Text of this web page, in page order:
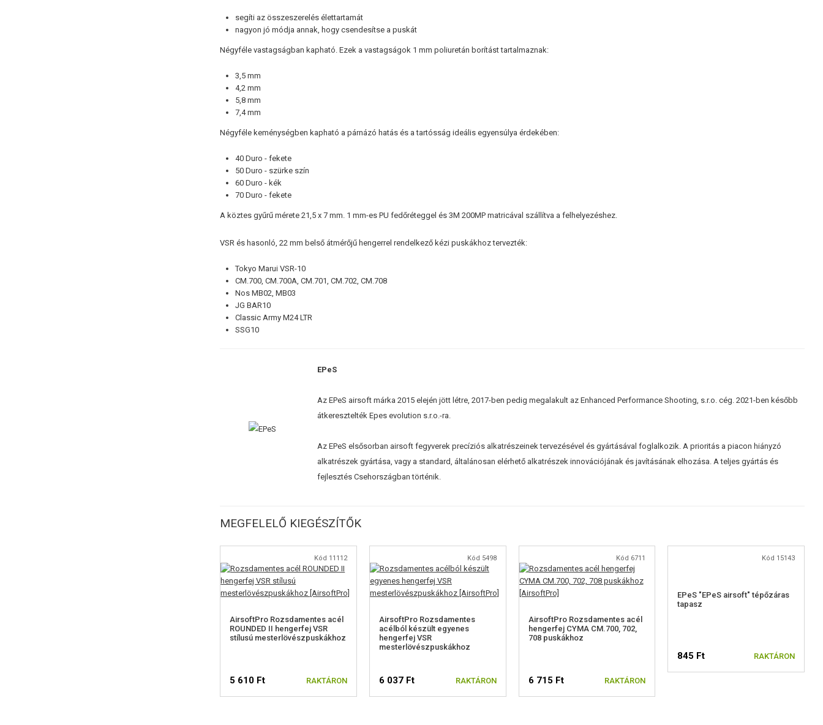
segíti az összeszerelés élettartamát
nagyon jó módja annak, hogy csendesítse a puskát
Négyféle vastagságban kapható. Ezek a vastagságok 1 mm poliuretán borítást tartalmaznak:
3,5 mm
4,2 mm
5,8 mm
7,4 mm
Négyféle keménységben kapható a párnázó hatás és a tartósság ideális egyensúlya érdekében:
40 Duro - fekete
50 Duro - szürke szín
60 Duro - kék
70 Duro - fekete
A köztes gyűrű mérete 21,5 x 7 mm. 1 mm-es PU fedőréteggel és 3M 200MP matricával szállítva a felhelyezéshez.
VSR és hasonló, 22 mm belső átmérőjű hengerrel rendelkező kézi puskákhoz tervezték:
Tokyo Marui VSR-10
CM.700, CM.700A, CM.701, CM.702, CM.708
Nos MB02, MB03
JG BAR10
Classic Army M24 LTR
SSG10
EPeS
Az EPeS airsoft márka 2015 elején jött létre, 2017-ben pedig megalakult az Enhanced Performance Shooting, s.r.o. cég. 2021-ben később
átkeresztelték Epes evolution s.r.o.-ra.
Az EPeS elsősorban airsoft fegyverek precíziós alkatrészeinek tervezésével és gyártásával foglalkozik. A prioritás a piacon hiányzó
alkatrészek gyártása, vagy a standard, általánosan elérhető alkatrészek innovációjának és javításának elhozása. A teljes gyártás és
fejlesztés Csehországban történik.
MEGFELELŐ KIEGÉSZÍTŐK
Kód 11112
AirsoftPro Rozsdamentes acél
ROUNDED II hengerfej VSR
stílusú mesterlövészpuskákhoz
5 610 Ft RAKTÁRON
Kód 5498
AirsoftPro Rozsdamentes
acélból készült egyenes
hengerfej VSR
mesterlövészpuskákhoz
6 037 Ft RAKTÁRON
Kód 6711
AirsoftPro Rozsdamentes acél
hengerfej CYMA CM.700, 702,
708 puskákhoz
6 715 Ft RAKTÁRON
Kód 15143
EPeS "EPeS airsoft" tépőzáras
tapasz
845 Ft RAKTÁRON